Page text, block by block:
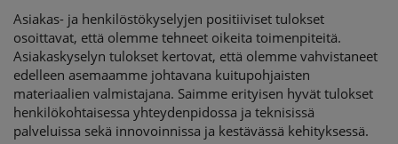
Asiakas- ja henkilöstökyselyjen positiiviset tulokset
osoittavat, että olemme tehneet oikeita toimenpiteitä.
Asiakaskyselyn tulokset kertovat, että olemme vahvistaneet
edelleen asemaamme johtavana kuitupohjaisten
materiaalien valmistajana. Saimme erityisen hyvät tulokset
henkilökohtaisessa yhteydenpidossa ja teknisissä
palveluissa sekä innovoinnissa ja kestävässä kehityksessä.